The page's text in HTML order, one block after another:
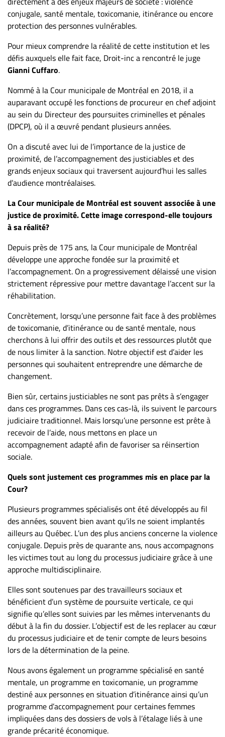
entreprises
Publier
un
emploi
Publicité
Solutions de
recrutements
TROUVEZ-
NOUS
Nous
joindre
À
propos
Infolettre
S’abonner
FAQ
Politique de
confidentialité
conjugale, santé mentale, toxicomanie, itinérance ou encore
protection des personnes vulnérables.
Pour mieux comprendre la réalité de cette institution et les
défis auxquels elle fait face, Droit-inc a rencontré le juge
Gianni Cuffaro.
Nommé à la Cour municipale de Montréal en 2018, il a
auparavant occupé les fonctions de procureur en chef adjoint
au sein du Directeur des poursuites criminelles et pénales
(DPCP), où il a œuvré pendant plusieurs années.
On a discuté avec lui de l’importance de la justice de
proximité, de l’accompagnement des justiciables et des
grands enjeux sociaux qui traversent aujourd’hui les salles
d’audience montréalaises.
La Cour municipale de Montréal est souvent associée à une
justice de proximité. Cette image correspond-elle toujours
à sa réalité?
Depuis près de 175 ans, la Cour municipale de Montréal
développe une approche fondée sur la proximité et
l’accompagnement. On a progressivement délaissé une vision
strictement répressive pour mettre davantage l’accent sur la
réhabilitation.
Concrètement, lorsqu’une personne fait face à des problèmes
de toxicomanie, d’itinérance ou de santé mentale, nous
cherchons à lui offrir des outils et des ressources plutôt que
de nous limiter à la sanction. Notre objectif est d’aider les
personnes qui souhaitent entreprendre une démarche de
changement.
Bien sûr, certains justiciables ne sont pas prêts à s’engager
dans ces programmes. Dans ces cas-là, ils suivent le parcours
judiciaire traditionnel. Mais lorsqu’une personne est prête à
recevoir de l’aide, nous mettons en place un
accompagnement adapté afin de favoriser sa réinsertion
sociale.
Quels sont justement ces programmes mis en place par la
Cour?
Plusieurs programmes spécialisés ont été développés au fil
des années, souvent bien avant qu’ils ne soient implantés
ailleurs au Québec. L’un des plus anciens concerne la violence
conjugale. Depuis près de quarante ans, nous accompagnons
les victimes tout au long du processus judiciaire grâce à une
approche multidisciplinaire.
Elles sont soutenues par des travailleurs sociaux et
bénéficient d’un système de poursuite verticale, ce qui
signifie qu’elles sont suivies par les mêmes intervenants du
début à la fin du dossier. L’objectif est de les replacer au cœur
du processus judiciaire et de tenir compte de leurs besoins
lors de la détermination de la peine.
Nous avons également un programme spécialisé en santé
mentale, un programme en toxicomanie, un programme
destiné aux personnes en situation d’itinérance ainsi qu’un
programme d’accompagnement pour certaines femmes
impliquées dans des dossiers de vols à l’étalage liés à une
grande précarité économique.